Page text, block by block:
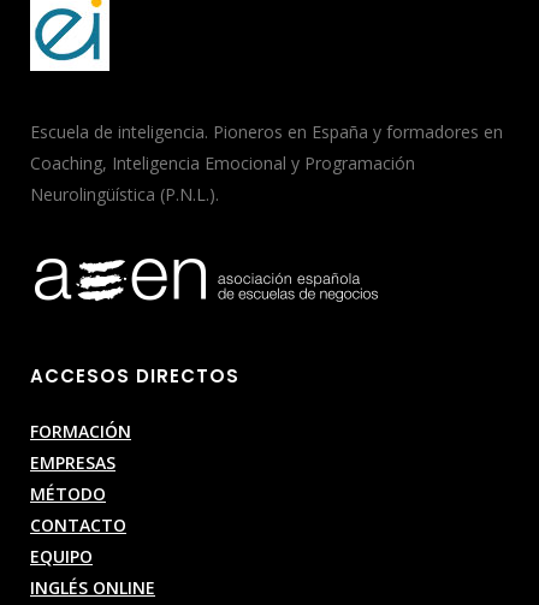
Escuela de inteligencia. Pioneros en España y formadores en
Coaching, Inteligencia Emocional y Programación
Neurolingüística (P.N.L.).
ACCESOS DIRECTOS
FORMACIÓN
EMPRESAS
MÉTODO
CONTACTO
EQUIPO
INGLÉS ONLINE